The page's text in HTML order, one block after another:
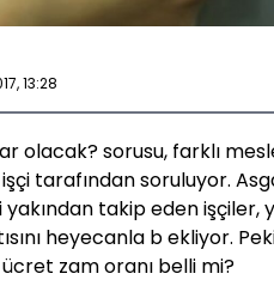
13:28
olacak? sorusu, farklı
tarafından soruluyor.
takip eden işçiler,
heyecanla b ekliyor.
zam oranı belli mi?